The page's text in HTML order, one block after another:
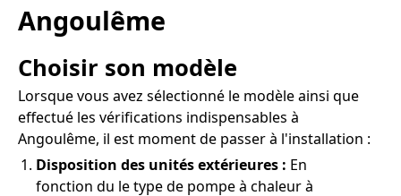
Angoulême
Choisir son modèle
Lorsque vous avez sélectionné le modèle ainsi que
effectué les vérifications indispensables à
Angoulême, il est moment de passer à l'installation :
Disposition des unités extérieures : En
fonction du le type de pompe à chaleur à